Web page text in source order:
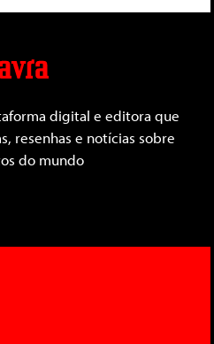
digital e editora que
resenhas e notícias sobre
do mundo